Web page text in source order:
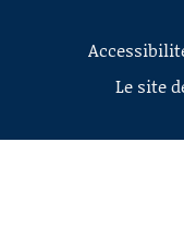
Le site